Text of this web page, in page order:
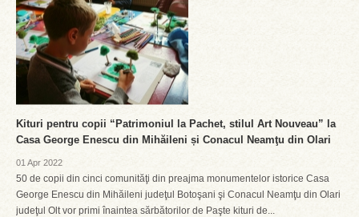
Kituri pentru copii “Patrimoniul la Pachet, stilul Art Nouveau” la
Casa George Enescu din Mihăileni și Conacul Neamţu din Olari
01 Apr 2022
50 de copii din cinci comunităţi din preajma monumentelor istorice Casa
George Enescu din Mihăileni judeţul Botoşani şi Conacul Neamţu din Olari
judeţul Olt vor primi înaintea sărbătorilor de Paşte kituri de...